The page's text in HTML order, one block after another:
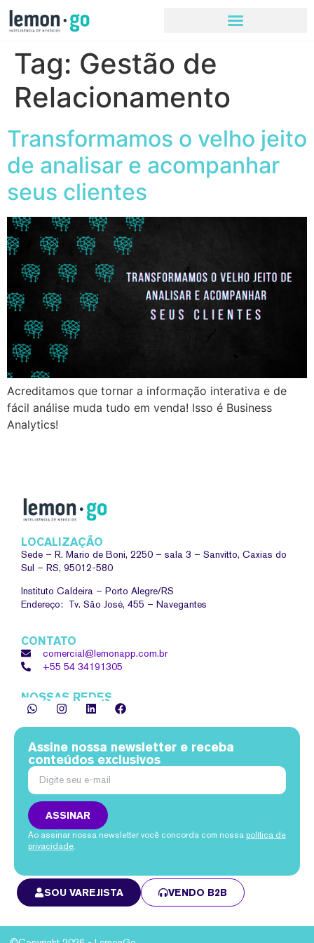
Tag: Gestão de
Relacionamento
Transformamos o velho jeito
de analisar e acompanhar
seus clientes
Acreditamos que tornar a informação interativa e de
fácil análise muda tudo em venda! Isso é Business
Analytics!
LOCALIZAÇÃO
Sede – R. Mario de Boni, 2250 – sala 3 – Sanvitto, Caxias do
Sul – RS, 95012-580
Instituto Caldeira – Porto Alegre/RS
Endereço: Tv. São José, 455 – Navegantes
CONTATO
comercial@lemonapp.com.br
+55 54 34191305
NOSSAS REDES
Assine nossa newsletter e receba
conteúdos exclusivos
ASSINAR
Ao assinar nossa newsletter você concorda com nossa política de
privacidade
SOU VAREJISTA VENDO B2B